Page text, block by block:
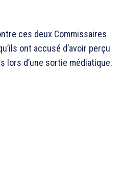
ces deux Commissaires
ont accusé d’avoir perçu
lors d’une sortie médiatique.